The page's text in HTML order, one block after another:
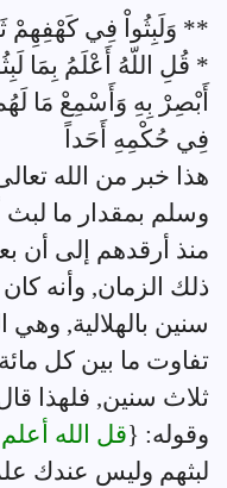
** وَلَبِثُواْ فِي كَهْفِهِمْ
* قُلِ اللّهُ أَعْلَمُ بِمَا
أَبْصِرْ بِهِ وَأَسْمِعْ مَا
فِي حُكْمِهِ أَحَداً
هذا خبر من الله
وسلم بمقدار ما
منذ أرقدهم إلى أن
ذلك الزمان, وأنه
سنين بالهلالية, وهي
تفاوت ما بين كل
ثلاث سنين, فلهذا
وقوله: {قل الله أعلم
لبثهم وليس عندك